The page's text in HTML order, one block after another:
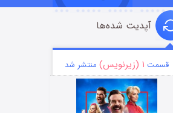
آپدیت شده‌ها
قسمت ۱ (زیرنویس) منتشر شد